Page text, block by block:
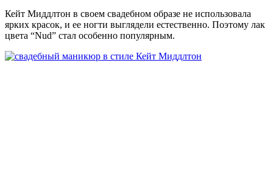
Кейт Миддлтон в своем свадебном образе не использовала
ярких красок, и ее ногти выглядели естественно. Поэтому лак
цвета “Nud” стал особенно популярным.